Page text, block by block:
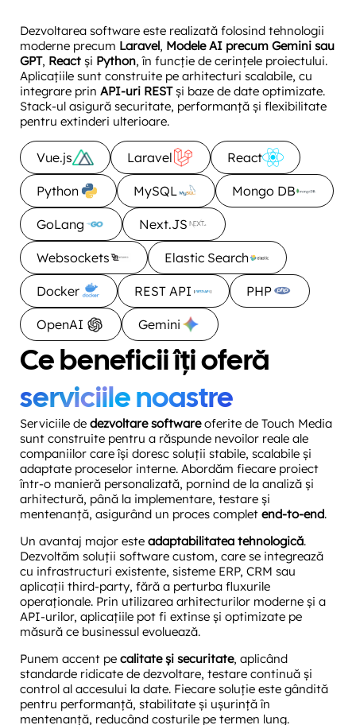
Dezvoltarea software este realizată folosind tehnologii
moderne precum Laravel, Modele AI precum Gemini sau
GPT, React și Python, în funcție de cerințele proiectului.
Aplicațiile sunt construite pe arhitecturi scalabile, cu
integrare prin API-uri RESTși baze de date optimizate.
Stack-ul asigură securitate, performanță și flexibilitate
pentru extinderi ulterioare.
Vue.js Laravel React
Python MySQL Mongo DB
GoLang Next.JS
Websockets Elastic Search
Docker REST API PHP
OpenAI Gemini
Ce beneficii îți oferă
serviciile noastre
Serviciile de dezvoltare softwareoferite de Touch Media
sunt construite pentru a răspunde nevoilor reale ale
companiilor care își doresc soluții stabile, scalabile și
adaptate proceselor interne. Abordăm fiecare proiect
într-o manieră personalizată, pornind de la analiză și
arhitectură, până la implementare, testare și
mentenanță, asigurând un proces complet end-to-end.
Un avantaj major este adaptabilitatea tehnologică.
Dezvoltăm soluții software custom, care se integrează
cu infrastructuri existente, sisteme ERP, CRM sau
aplicații third-party, fără a perturba fluxurile
operaționale. Prin utilizarea arhitecturilor moderne și a
API-urilor, aplicațiile pot fi extinse și optimizate pe
măsură ce businessul evoluează.
Punem accent pe calitate și securitate, aplicând
standarde ridicate de dezvoltare, testare continuă și
control al accesului la date. Fiecare soluție este gândită
pentru performanță, stabilitate și ușurință în
mentenanță, reducând costurile pe termen lung.